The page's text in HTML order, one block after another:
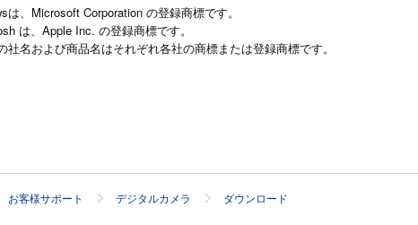
は、Microsoft Corporation の登録商標です。
は、Apple Inc. の登録商標です。
社名および商品名はそれぞれ各社の商標または登録商標です。
お客様サポート デジタルカメラ ダウンロード